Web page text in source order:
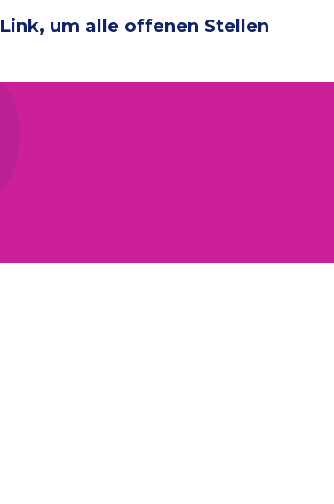
um alle offenen Stellen